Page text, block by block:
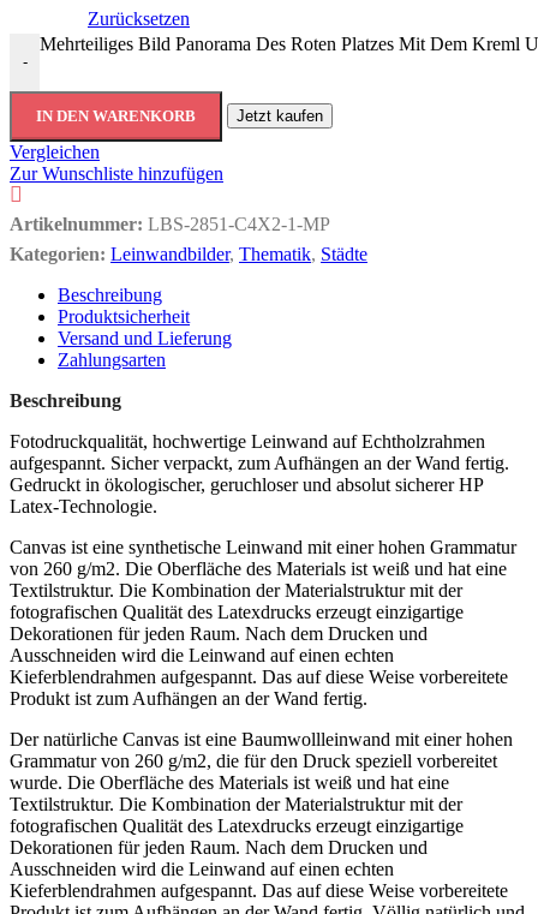
Zurücksetzen
-
Mehrteiliges Bild Panorama Des Roten Platzes Mit Dem Kreml
IN DEN WARENKORB Jetzt kaufen
Vergleichen
Zur Wunschliste hinzufügen
Artikelnummer: LBS-2851-C4X2-1-MP
Kategorien: Leinwandbilder, Thematik, Städte
Beschreibung
Produktsicherheit
Versand und Lieferung
Zahlungsarten
Beschreibung
Fotodruckqualität, hochwertige Leinwand auf Echtholzrahmen
aufgespannt. Sicher verpackt, zum Aufhängen an der Wand fertig.
Gedruckt in ökologischer, geruchloser und absolut sicherer HP
Latex-Technologie.
Canvas ist eine synthetische Leinwand mit einer hohen Grammatur
von 260 g/m2. Die Oberfläche des Materials ist weiß und hat eine
Textilstruktur. Die Kombination der Materialstruktur mit der
fotografischen Qualität des Latexdrucks erzeugt einzigartige
Dekorationen für jeden Raum. Nach dem Drucken und
Ausschneiden wird die Leinwand auf einen echten
Kieferblendrahmen aufgespannt. Das auf diese Weise vorbereitete
Produkt ist zum Aufhängen an der Wand fertig.
Der natürliche Canvas ist eine Baumwollleinwand mit einer hohen
Grammatur von 260 g/m2, die für den Druck speziell vorbereitet
wurde. Die Oberfläche des Materials ist weiß und hat eine
Textilstruktur. Die Kombination der Materialstruktur mit der
fotografischen Qualität des Latexdrucks erzeugt einzigartige
Dekorationen für jeden Raum. Nach dem Drucken und
Ausschneiden wird die Leinwand auf einen echten
Kieferblendrahmen aufgespannt. Das auf diese Weise vorbereitete